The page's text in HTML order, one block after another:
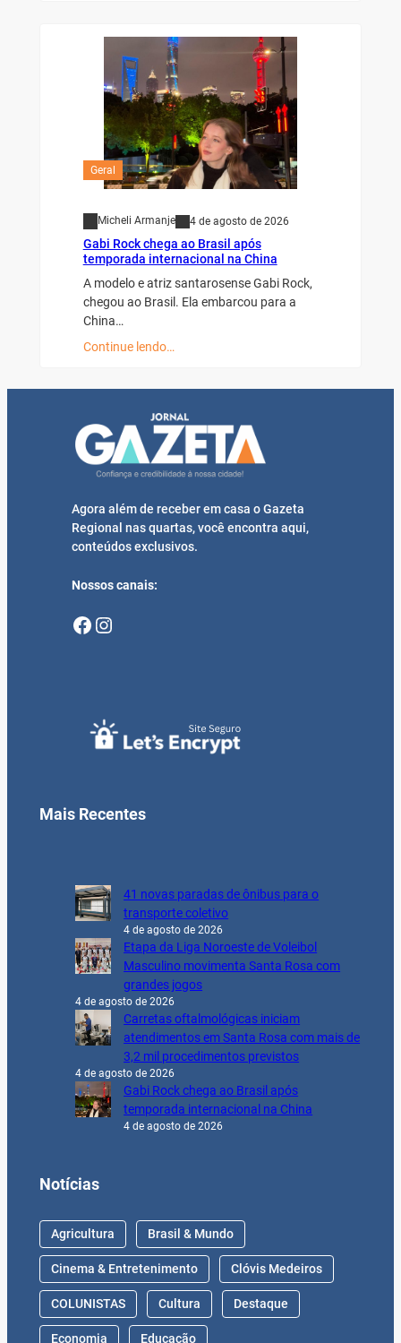
Geral
Micheli Armanje 4 de agosto de 2026
Gabi Rock chega ao Brasil após
temporada internacional na China
A modelo e atriz santarosense Gabi Rock,
chegou ao Brasil. Ela embarcou para a
China…
Continue lendo…
Agora além de receber em casa o Gazeta
Regional nas quartas, você encontra aqui,
conteúdos exclusivos.
Nossos canais:
Facebook Instagram
Mais Recentes
41 novas paradas de ônibus para o
transporte coletivo
4 de agosto de 2026
Etapa da Liga Noroeste de Voleibol
Masculino movimenta Santa Rosa com
grandes jogos
4 de agosto de 2026
Carretas oftalmológicas iniciam
atendimentos em Santa Rosa com mais de
3,2 mil procedimentos previstos
4 de agosto de 2026
Gabi Rock chega ao Brasil após
temporada internacional na China
4 de agosto de 2026
Notícias
Agricultura Brasil & Mundo
Cinema & Entretenimento Clóvis Medeiros
COLUNISTAS Cultura Destaque
Economia Educação